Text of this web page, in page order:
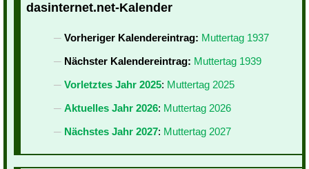
dasinternet.net-Kalender
Vorheriger Kalendereintrag: Muttertag 1937
Nächster Kalendereintrag: Muttertag 1939
Vorletztes Jahr 2025: Muttertag 2025
Aktuelles Jahr 2026: Muttertag 2026
Nächstes Jahr 2027: Muttertag 2027